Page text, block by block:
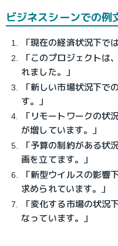
ビジネスシーンでの例
「現在の経済状況下で
「このプロジェクトは
れました。」
「新しい市場状況下で
す。」
「リモートワークの状
が増しています。」
「予算の制約がある状
画を立てます。」
「新型ウイルスの影響
求められています。」
「変化する市場の状況
なっています。」